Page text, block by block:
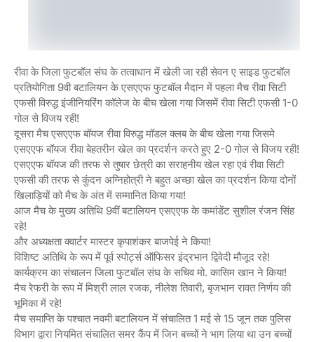
रीवा के जिला फुटबॉल संघ के तत्वाधान में खेली जा रही सेवन ए साइड फुटबॉल
प्रतियोगिता 9वी बटालियन के एसएएफ फुटबॉल मैदान में पहला मैच रीवा सिटी
एफसी विरुद्ध इंजीनियरिंग कॉलेज के बीच खेला गया जिसमें रीवा सिटी एफसी 1-0
गोल से विजय रही!
दूसरा मैच एसएएफ बॉयज रीवा विरुद्ध मॉडल क्लब के बीच खेला गया जिसमे
एसएएफ बॉयज रीवा बेहतरीन खेल का प्रदर्शन करते हुए 2-0 गोल से विजय रही!
एसएएफ बॉयज की तरफ से तुषार छेत्री का सराहनीय खेल रहा एवं रीवा सिटी
एफसी की तरफ से कुंदन अग्निहोत्री ने बहुत अच्छा खेल का प्रदर्शन किया दोनों
खिलाड़ियों को मैच के अंत में सम्मानित किया गया!
आज मैच के मुख्य अतिथि 9वीं बटालियन एसएएफ के कमांडेंट सुशील रंजन सिंह
रहे!
और अध्यक्षता क्वार्टर मास्टर कृपाशंकर बाजपेई ने किया!
विशिष्ट अतिथि के रूप में पूर्व स्पोर्ट्स ऑफिसर इंद्रभान द्विवेदी मौजूद रहे!
कार्यक्रम का संचालन जिला फुटबॉल संघ के सचिव मो. कासिम खान ने किया!
मैच रेफरी के रूप में मिश्री लाल रजक, नीलेश तिवारी, बृजभान रावत निर्णय की
भूमिका में रहे!
मैच समाप्ति के पश्चात नवमी बटालियन में संचालित 1 मई से 15 जून तक पुलिस
विभाग द्वारा नियमित संचालित समर कैंप में जिन बच्चों ने भाग लिया था उन बच्चों